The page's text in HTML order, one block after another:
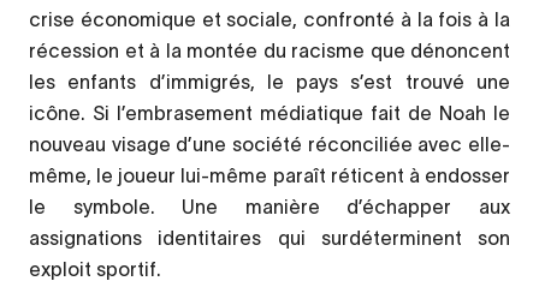
crise économique et sociale, confronté à la fois à la
récession et à la montée du racisme que dénoncent
les enfants d’immigrés, le pays s’est trouvé une
icône. Si l’embrasement médiatique fait de Noah le
nouveau visage d’une société réconciliée avec elle-
même, le joueur lui-même paraît réticent à endosser
le symbole. Une manière d’échapper aux
assignations identitaires qui surdéterminent son
exploit sportif.